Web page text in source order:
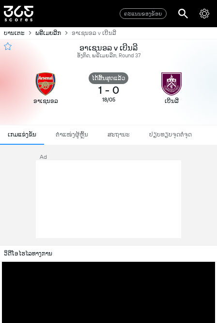
ຄະແນນຂອງຂ້ອຍ
ບານເຕະ ພຣີເມຍລີກ ອາເຊນອລ v ເບີນລີ
ອາເຊນອລ v ເບີນລີ
ອັງກິດ, ພຣີເມຍລີກ, Round 37
ອາເຊນອລ
ໄດ້ສິ້ນສຸດແລ້ວ
1 - 0
18/05 ເບີນລີ
ເກມແຂ່ງຂັນ ຕຳແໜ່ງຜູ້ຫຼິ້ນ ສະຖານະ ປຽບທຽບຈຸດຕໍ່ຈຸດ
Ad
ວິດີໂອໄຮໄລທາງການ